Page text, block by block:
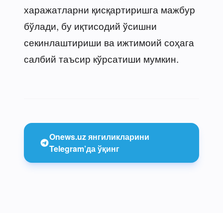
харажатларни қисқартиришга мажбур
бўлади, бу иқтисодий ўсишни
секинлаштириши ва ижтимоий соҳага
салбий таъсир кўрсатиши мумкин.
Onews.uz янгиликларини
Telegram’да ўқинг